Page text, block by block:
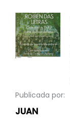
Publicada por:
JUAN